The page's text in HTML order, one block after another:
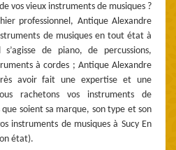
vos vieux instruments de musiques ?
professionnel, Antique Alexandre
de musiques en tout état à
de piano, de percussions,
à cordes ; Antique Alexandre
avoir fait une expertise et une
rachetons vos instruments de
soient sa marque, son type et son
instruments de musiques à Sucy En
état).